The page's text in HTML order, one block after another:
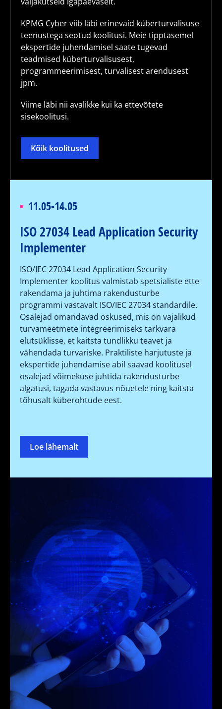
KPMG Cyber viib läbi erinevaid küberturvalisuse
teenustega seotud koolitusi. Meie tipptasemel
ekspertide juhendamisel saate tugevad
teadmised küberturvalisusest,
programmeerimisest, turvalisest arendusest
jpm.
Viime läbi nii avalikke kui ka ettevõtete
sisekoolitusi.
Kõik koolitused
11.05-14.05
ISO 27034 Lead Application Security
Implementer
ISO/IEC 27034 Lead Application Security
Implementer koolitus valmistab spetsialiste ette
rakendama ja juhtima rakendusturbe
programmi vastavalt ISO/IEC 27034 standardile.
Osalejad omandavad oskused, mis on vajalikud
turvameetmete integreerimiseks tarkvara
elutsüklisse, et kaitsta tundlikku teavet ja
vähendada turvariske. Praktiliste harjutuste ja
ekspertide juhendamise abil saavad koolitusel
osalejad võimekuse juhtida rakendusturbe
algatusi, tagada vastavus nõuetele ning kaitsta
tõhusalt küberohtude eest.
Loe lähemalt